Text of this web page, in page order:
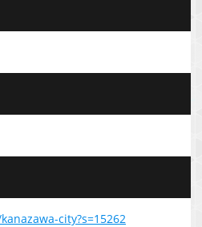
city?s=15262